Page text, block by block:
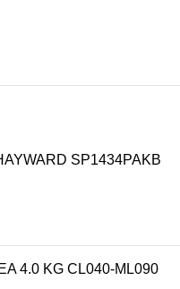
SP1434PAKB
4.0 KG CL040-ML090